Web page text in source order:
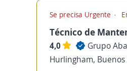
Se precisa Urgente
Técnico de
4,0
Grupo
Hurlingham, Buenos